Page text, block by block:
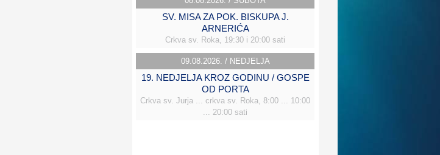
SV. MISA ZA POK. BISKUPA J.
ARNERIĆA
Crkva sv. Roka, 19:30 i 20:00 sati
09.08.2026. / NEDJELJA
19. NEDJELJA KROZ GODINU / GOSPE
OD PORTA
Crkva sv. Jurja ... crkva sv. Roka, 8:00 ... 10:00
... 20:00 sati